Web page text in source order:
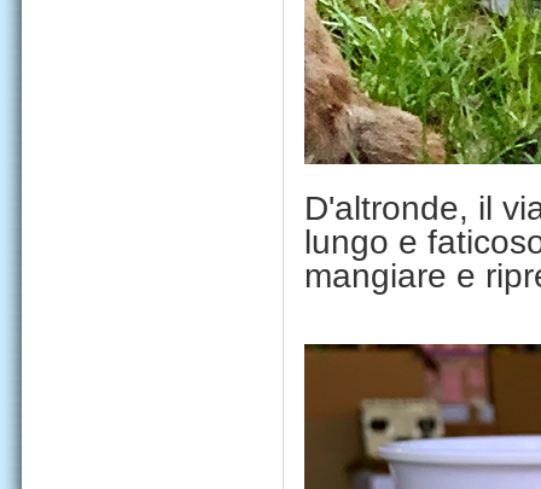
D'altronde, il
lungo e
mangiare e